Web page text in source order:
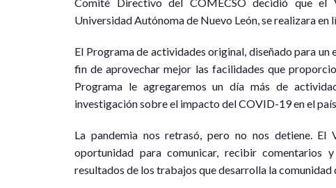
Universidad Autónoma de Nuevo León, se realizara en
El Programa de actividades original, diseñado para
fin de aprovechar mejor las facilidades que
Programa le agregaremos un día más de
investigación sobre el impacto del COVID-19 en el
La pandemia nos retrasó, pero no nos detiene. El
oportunidad para comunicar, recibir comentarios
resultados de los trabajos que desarrolla la